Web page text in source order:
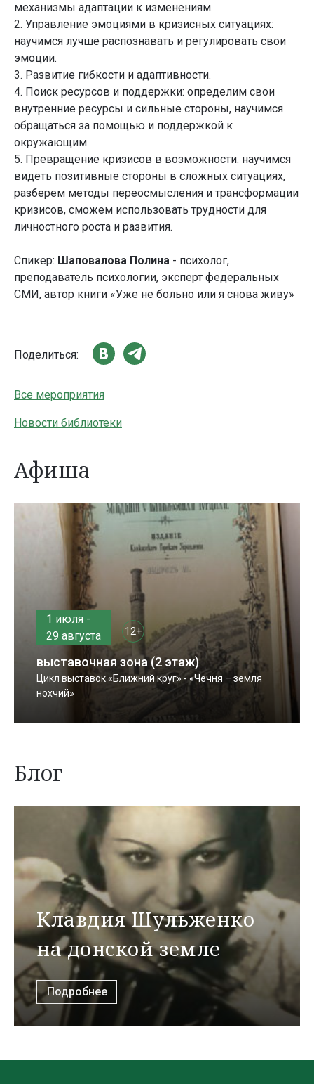
механизмы адаптации к изменениям.
2. Управление эмоциями в кризисных ситуациях:
научимся лучше распознавать и регулировать свои
эмоции.
3. Развитие гибкости и адаптивности.
4. Поиск ресурсов и поддержки: определим свои
внутренние ресурсы и сильные стороны, научимся
обращаться за помощью и поддержкой к
окружающим.
5. Превращение кризисов в возможности: научимся
видеть позитивные стороны в сложных ситуациях,
разберем методы переосмысления и трансформации
кризисов, сможем использовать трудности для
личностного роста и развития.
Спикер: Шаповалова Полина - психолог,
преподаватель психологии, эксперт федеральных
СМИ, автор книги «Уже не больно или я снова живу»
Поделиться:
Все мероприятия
Новости библиотеки
Афиша
1 июля -
29 августа
12+
выставочная зона (2 этаж)
Цикл выставок «Ближний круг» - «Чечня – земля
нохчий»
Блог
Клавдия Шульженко
на донской земле
Подробнее